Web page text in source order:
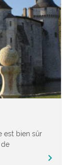
est bien sûr
chevron_right